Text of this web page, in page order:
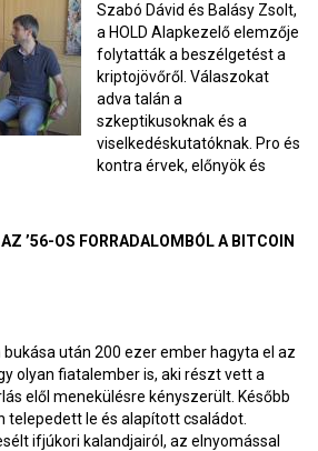
Szabó Dávid és Balásy Zsolt,
a HOLD Alapkezelő elemzője
folytatták a beszélgetést a
kriptojövőről. Válaszokat
adva talán a
szkeptikusoknak és a
viselkedéskutatóknak. Pro és
kontra érvek, előnyök és
’56-OS FORRADALOMBÓL A BITCOIN
után 200 ezer ember hagyta el az
olyan fiatalember is, aki részt vett a
elől menekülésre kényszerült. Később
telepedett le és alapított családot.
ifjúkori kalandjairól, az elnyomással